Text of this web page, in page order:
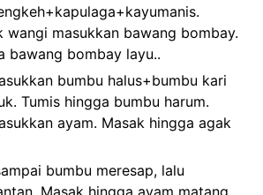
wangi masukkan bawang bombay.
bawang bombay layu..
bumbu halus+bumbu kari
Tumis hingga bumbu harum.
ayam. Masak hingga agak
bumbu meresap, lalu